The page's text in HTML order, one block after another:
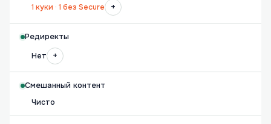
1 куки · 1 без Secure
+
Редиректы
Нет
+
Смешанный контент
Чисто